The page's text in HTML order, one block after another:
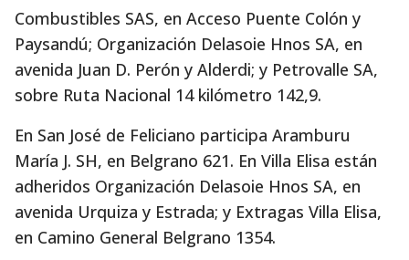
Combustibles SAS, en Acceso Puente Colón y
Paysandú; Organización Delasoie Hnos SA, en
avenida Juan D. Perón y Alderdi; y Petrovalle SA,
sobre Ruta Nacional 14 kilómetro 142,9.
En San José de Feliciano participa Aramburu
María J. SH, en Belgrano 621. En Villa Elisa están
adheridos Organización Delasoie Hnos SA, en
avenida Urquiza y Estrada; y Extragas Villa Elisa,
en Camino General Belgrano 1354.